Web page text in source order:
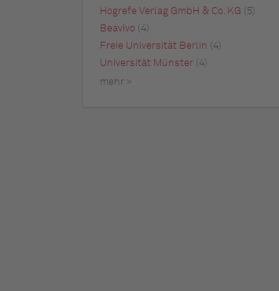
Hogrefe Verlag GmbH & Co. KG (5)
Beavivo (4)
Freie Universität Berlin (4)
Universität Münster
(4)
mehr »